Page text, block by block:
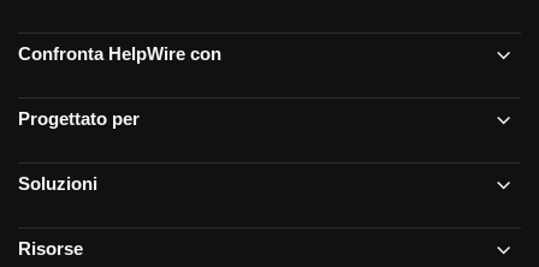
Confronta HelpWire con
Progettato per
Soluzioni
Risorse